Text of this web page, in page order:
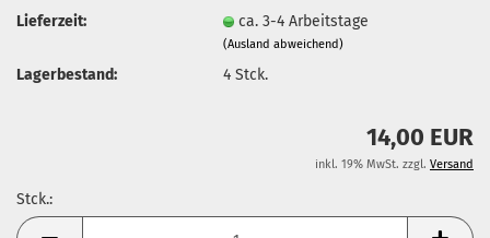
Lieferzeit:
ca. 3-4 Arbeitstage
(Ausland abweichend)
Lagerbestand: 4Stck.
14,00 EUR
inkl. 19% MwSt. zzgl. Versand
Stck.:
Stck.